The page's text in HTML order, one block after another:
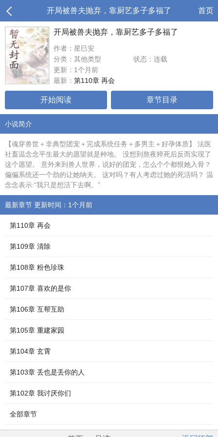
开局被兽夫抛弃，靠厨艺多子多福了 首页
开局被兽夫抛弃，靠厨艺多子多福了
作者：星巳安
分类：其他类型
状态：连载
更新：1个月前
最新： 第110章 再会
开始阅读 章节目录
小说简介
【魂穿兽世＋非典型团宠＋完成系统任务＋多男主＋好孕体质】 法医
社畜温念念平生最大的愿望就是种地。 没想到熬夜猝死后反而实现了
这个愿望。 意外来到兽人世界，说好的团宠，怎么个个都恨她入骨？
偏偏系统还一个劲的让她纳夫。 这对吗？有人考虑过她的死活吗？ 温
念念表示:“我只是想活下去啊。”
最新章节 更新时间：1个月前
第110章 再会
第109章 清除
第108章 粉色珍珠
第107章 喜欢的是你
第106章 互帮互助
第105章 重建家园
第104章 玄霄
第103章 丢也是丢你的人
第102章 我讨厌你们
全部章节